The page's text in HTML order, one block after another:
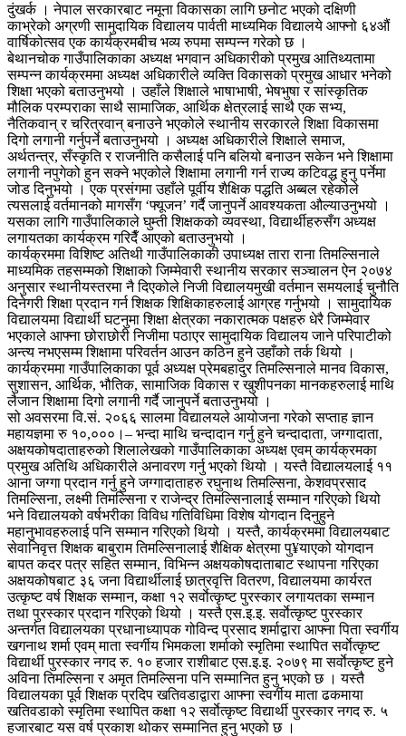
दुंखर्क । नेपाल सरकारबाट नमूना विकासका लागि छनोट भएको दक्षिणी
काभ्रेको अग्रणी सामुदायिक विद्यालय पार्वती माध्यमिक विद्यालये आफ्नो ६४औं
वार्षिकोत्सव एक कार्यक्रमबीच भव्य रुपमा सम्पन्न गरेको छ ।
बेथानचोक गाउँपालिकाका अध्यक्ष भगवान अधिकारीको प्रमुख आतिथ्यतामा
सम्पन्न कार्यक्रममा अध्यक्ष अधिकारीले व्यक्ति विकासको प्रमुख आधार भनेको
शिक्षा भएको बताउनुभयो । उहाँले शिक्षाले भाषाभाषी, भेषभुषा र सांस्कृतिक
मौलिक परम्पराका साथै सामाजिक, आर्थिक क्षेत्रलाई साथै एक सभ्य,
नैतिकवान् र चरित्रवान् बनाउने भएकोले स्थानीय सरकारले शिक्षा विकासमा
दिगो लगानी गर्नुपर्ने बताउनुभयो । अध्यक्ष अधिकारीले शिक्षाले समाज,
अर्थतन्त्र, सँस्कृति र राजनीति कसैलाई पनि बलियो बनाउन सकेन भने शिक्षामा
लगानी नपुगेको हुन सक्ने भएकोले शिक्षामा लगानी गर्न राज्य कटिवद्ध हुनु पर्नेमा
जोड दिनुभयो । एक प्रसंगमा उहाँले पूर्वीय शैक्षिक पद्धति अब्बल रहेकोले
त्यसलाई वर्तमानको मागसँग ‘फ्यूजन’ गर्दै जानुपर्ने आवश्यकता औल्याउनुभयो ।
यसका लागि गाउँपालिकाले घुम्ती शिक्षकको व्यवस्था, विद्यार्थीहरुसँग अध्यक्ष
लगायतका कार्यक्रम गरिदैँ आएको बताउनुभयो ।
कार्यक्रममा विशिष्ट अतिथी गाउँपालिकाकी उपाध्यक्ष तारा राना तिमल्सिनाले
माध्यमिक तहसम्मको शिक्षाको जिम्मेवारी स्थानीय सरकार सञ्चालन ऐन २०७४
अनुसार स्थानीयस्तरमा नै दिएकोले निजी विद्यालयमुखी वर्तमान समयलाई चुनौति
दिनेगरी शिक्षा प्रदान गर्न शिक्षक शिक्षिकाहरुलाई आग्रह गर्नुभयो । सामुदायिक
विद्यालयमा विद्यार्थी घटनुमा शिक्षा क्षेत्रका नकारात्मक पक्षहरु धेरै जिम्मेवार
भएकाले आफ्ना छोराछोरी निजीमा पठाएर सामुदायिक विद्यालय जाने परिपाटीको
अन्त्य नभएसम्म शिक्षामा परिवर्तन आउन कठिन हुने उहाँको तर्क थियो ।
कार्यक्रममा गाउँपालिकाका पूर्व अध्यक्ष प्रेमबहादुर तिमल्सिनाले मानव विकास,
सुशासन, आर्थिक, भौतिक, सामाजिक विकास र खुशीपनका मानकहरुलाई माथि
लैजान शिक्षामा दिगो लगानी गर्दै जानुपर्ने बताउनुभयो ।
सो अवसरमा वि.सं. २०६६ सालमा विद्यालयले आयोजना गरेको सप्ताह ज्ञान
महायज्ञमा रु १०,०००।– भन्दा माथि चन्दादान गर्नु हुने चन्दादाता, जग्गादाता,
अक्षयकोषदाताहरुको शिलालेखको गाउँपालिकाका अध्यक्ष एवम् कार्यक्रमका
प्रमुख अतिथि अधिकारीले अनावरण गर्नु भएको थियो । यस्तै विद्यालयलाई ११
आना जग्गा प्रदान गर्नु हुने जग्गादाताहरु रघुनाथ तिमल्सिना, केशवप्रसाद
तिमल्सिना, लक्ष्मी तिमल्सिना र राजेन्द्र तिमल्सिनालाई सम्मान गरिएको थियो
भने विद्यालयको वर्षभरीका विविध गतिविधिमा विशेष योगदान दिनुहुने
महानुभावहरुलाई पनि सम्मान गरिएको थियो । यस्तै, कार्यक्रममा विद्यालयबाट
सेवानिवृत्त शिक्षक बाबुराम तिमल्सिनालाई शैक्षिक क्षेत्रमा पु¥याएको योगदान
बापत कदर पत्र सहित सम्मान, विभिन्न अक्षयकोषदाताबाट स्थापना गरिएका
अक्षयकोषबाट ३६ जना विद्यार्थीलाई छात्रवृत्ति वितरण, विद्यालयमा कार्यरत
उत्कृष्ट वर्ष शिक्षक सम्मान, कक्षा १२ सर्वाेत्कृष्ट पुरस्कार लगायतका सम्मान
तथा पुरस्कार प्रदान गरिएको थियो । यस्तै एस.इ.इ. सर्वाेत्कृष्ट पुरस्कार
अन्तर्गत विद्यालयका प्रधानाध्यापक गोविन्द प्रसाद शर्माद्वारा आफ्ना पिता स्वर्गीय
खगनाथ शर्मा एवम् माता स्वर्गीय भिमकला शर्माको स्मृतिमा स्थापित सर्वाेत्कृष्ट
विद्यार्थी पुरस्कार नगद रु. १० हजार राशीबाट एस.इ.इ. २०७९ मा सर्वाेत्कृष्ट हुने
अविना तिमल्सिना र अमृत तिमल्सिना पनि सम्मानित हुनु भएको छ । यस्तै
विद्यालयका पूर्व शिक्षक प्रदिप खतिवडाद्वारा आफ्ना स्वर्गीय माता ढकमाया
खतिवडाको स्मृतिमा स्थापित कक्षा १२ सर्वाेत्कृष्ट विद्यार्थी पुरस्कार नगद रु. ५
हजारबाट यस वर्ष प्रकाश थोकर सम्मानित हुनु भएको छ ।